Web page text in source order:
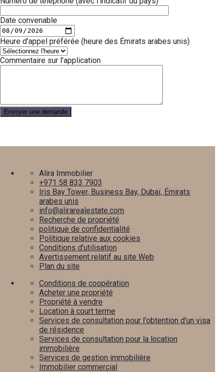
Date convenable
Heure d'appel préférée (heure des Émirats arabes unis)
Commentaire sur l'application
Alira Immobilier
+971 58 833 7903
Iris Bay Tower, Business Bay, Dubaï, Émirats
arabes unis
info@alirarealestate.com
Recherche de propriété
politique de confidentialité
Politique relative aux cookies
Conditions d'utilisation
Avertissement relatif au site Web
Plan du site
Conditions de coopération
Acheter une propriété
Propriété à vendre
Location à court terme
Services de consultation pour l'obtention d'un visa
de résidence
Services de consultation pour la location
immobilière
Services de gestion immobilière
Immobilier commercial